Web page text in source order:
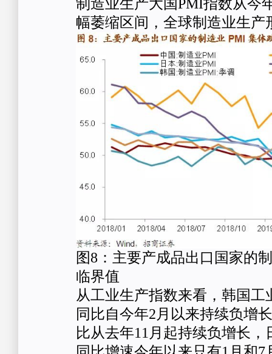
制造业生产大国PMI指数从今
幅萎缩区间，全球制造业生产
图8：主要产成品出口国家的
临界值
从工业生产指数来看，韩国工
同比自今年2月以来持续负增
比从去年11月起持续负增长